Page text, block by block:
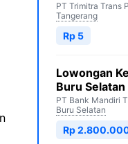
PT Trimitra Trans
Tangerang
Rp 5
Lowongan
Buru Selatan
PT Bank Mandiri
Buru Selatan
Rp